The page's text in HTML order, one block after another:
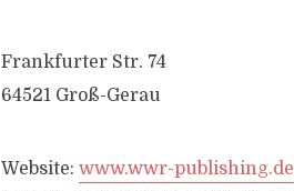
Frankfurter Str. 74
64521 Groß-Gerau
Website: www.wwr-publishing.de